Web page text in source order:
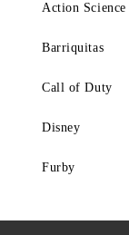
Action Science
Barriquitas
Call of Duty
Disney
Furby